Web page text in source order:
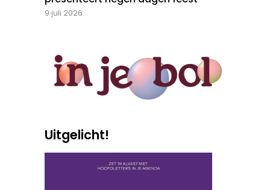
9 juli 2026
Uitgelicht!